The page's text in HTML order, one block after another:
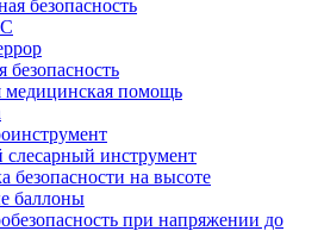
безопасность
безопасность
медицинская помощь
слесарный инструмент
безопасности на высоте
баллоны
при напряжении до